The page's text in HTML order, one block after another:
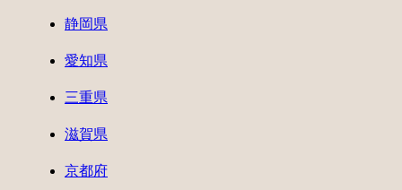
静岡県
愛知県
三重県
滋賀県
京都府